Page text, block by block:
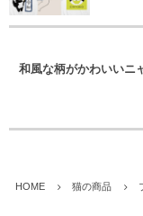
和風な柄がかわいいニ
HOME 猫の商品